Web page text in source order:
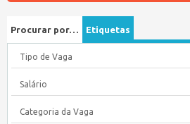
Procurar por… Etiquetas
Tipo de Vaga
Salário
Categoria da Vaga